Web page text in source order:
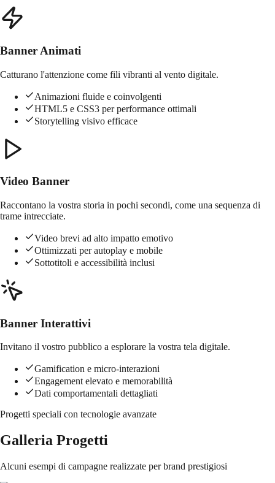
Banner Animati
Catturano l'attenzione come fili vibranti al vento digitale.
Animazioni fluide e coinvolgenti
HTML5 e CSS3 per performance ottimali
Storytelling visivo efficace
Video Banner
Raccontano la vostra storia in pochi secondi, come una sequenza di
trame intrecciate.
Video brevi ad alto impatto emotivo
Ottimizzati per autoplay e mobile
Sottotitoli e accessibilità inclusi
Banner Interattivi
Invitano il vostro pubblico a esplorare la vostra tela digitale.
Gamification e micro-interazioni
Engagement elevato e memorabilità
Dati comportamentali dettagliati
Progetti speciali con tecnologie avanzate
Galleria Progetti
Alcuni esempi di campagne realizzate per brand prestigiosi